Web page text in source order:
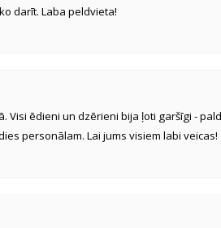
darīt. Laba peldvieta!
Visi ēdieni un dzērieni bija ļoti garšīgi -
personālam. Lai jums visiem labi veicas!